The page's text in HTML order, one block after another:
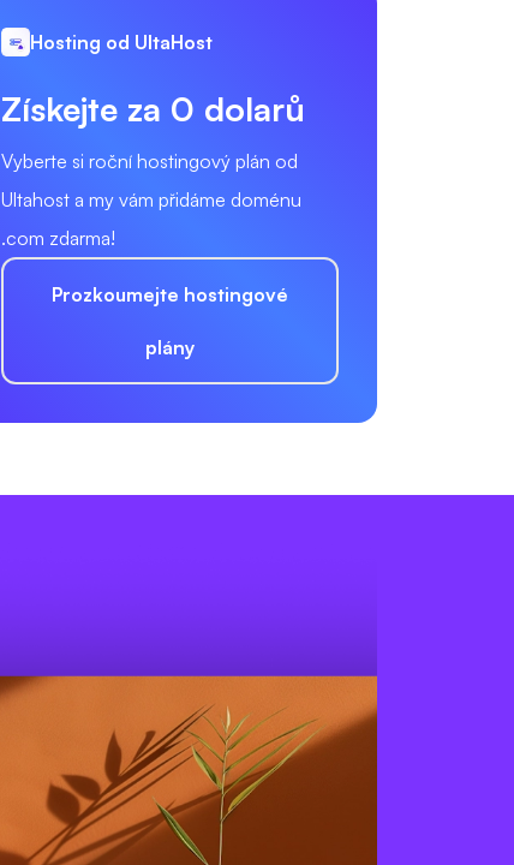
Hosting od UltaHost
Získejte za 0 dolarů
Vyberte si roční hostingový plán od
Ultahost a my vám přidáme doménu
.com zdarma!
Prozkoumejte hostingové
plány